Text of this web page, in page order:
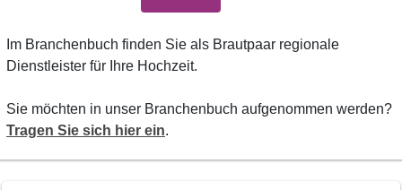
Im Branchenbuch finden Sie als Brautpaar regionale
Dienstleister für Ihre Hochzeit.
Sie möchten in unser Branchenbuch aufgenommen werden?
Tragen Sie sich hier ein.